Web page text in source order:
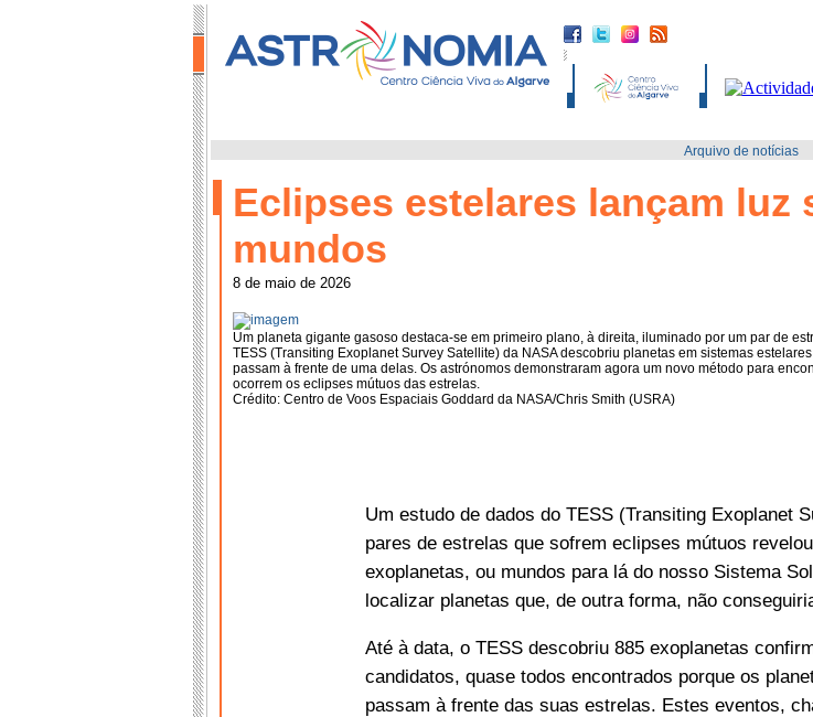
Arquivo de notícias
Eclipses estelares lançam
mundos
8 de maio de 2026
Um planeta gigante gasoso destaca-se em primeiro plano, à direita, iluminado por um par de
TESS (Transiting Exoplanet Survey Satellite) da NASA descobriu planetas em sistemas
passam à frente de uma delas. Os astrónomos demonstraram agora um novo método para
ocorrem os eclipses mútuos das estrelas.
Crédito: Centro de Voos Espaciais Goddard da NASA/Chris Smith (USRA)
Um estudo de dados do TESS (Transiting Exoplanet
pares de estrelas que sofrem eclipses mútuos
exoplanetas, ou mundos para lá do nosso Sistema
localizar planetas que, de outra forma, não
Até à data, o TESS descobriu 885 exoplanetas
candidatos, quase todos encontrados porque os
passam à frente das suas estrelas. Estes eventos,